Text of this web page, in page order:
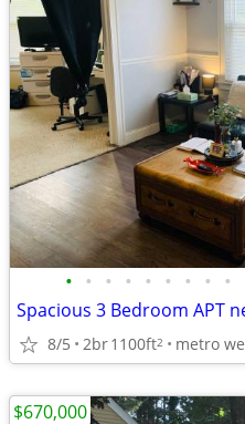
• • • • • • • • •
Spacious 3 Bedroom APT
8/5 2br1100ft2 metro
$670,000